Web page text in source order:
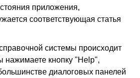
приложения,
соответствующая статья
системы происходит
нажимаете кнопку "Help",
диалоговых панелей